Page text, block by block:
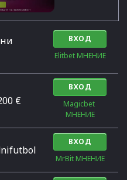
ВХОД
Elitbet МНЕНИЕ
€
ВХОД
Magicbet
МНЕНИЕ
ВХОД
MrBit МНЕНИЕ